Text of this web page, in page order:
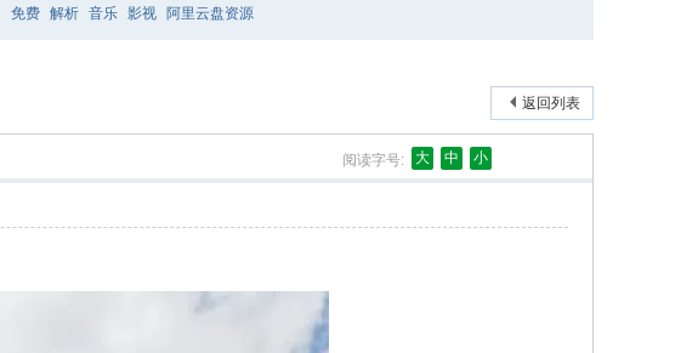
免费 解析 音乐 影视 阿里云盘资源
返回列表
阅读字号: 大 中 小